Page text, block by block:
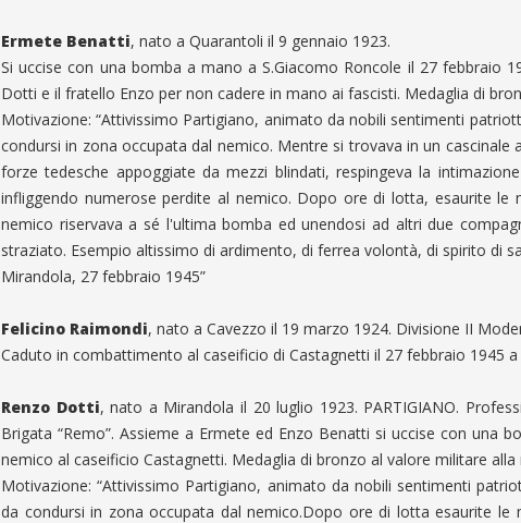
Ermete Benatti, nato a Quarantoli il 9 gennaio 1923.
Si uccise con una bomba a mano a S.Giacomo Roncole il 27 febbraio
Dotti e il fratello Enzo per non cadere in mano ai fascisti. Medaglia di
Motivazione: “Attivissimo Partigiano, animato da nobili sentimenti
condursi in zona occupata dal nemico. Mentre si trovava in un
forze tedesche appoggiate da mezzi blindati, respingeva la
infliggendo numerose perdite al nemico. Dopo ore di lotta, esaurite le
nemico riservava a sé l'ultima bomba ed unendosi ad altri due
straziato. Esempio altissimo di ardimento, di ferrea volontà, di spirito di
Mirandola, 27 febbraio 1945”
Felicino Raimondi, nato a Cavezzo il 19 marzo 1924. Divisione II
Caduto in combattimento al caseificio di Castagnetti il 27 febbraio 1945
Renzo Dotti, nato a Mirandola il 20 luglio 1923. PARTIGIANO.
Brigata “Remo”. Assieme a Ermete ed Enzo Benatti si uccise con una
nemico al caseificio Castagnetti. Medaglia di bronzo al valore militare alla
Motivazione: “Attivissimo Partigiano, animato da nobili sentimenti
da condursi in zona occupata dal nemico.Dopo ore di lotta esaurite le